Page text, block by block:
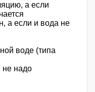
а если
а если и вода не
воде (типа
не надо